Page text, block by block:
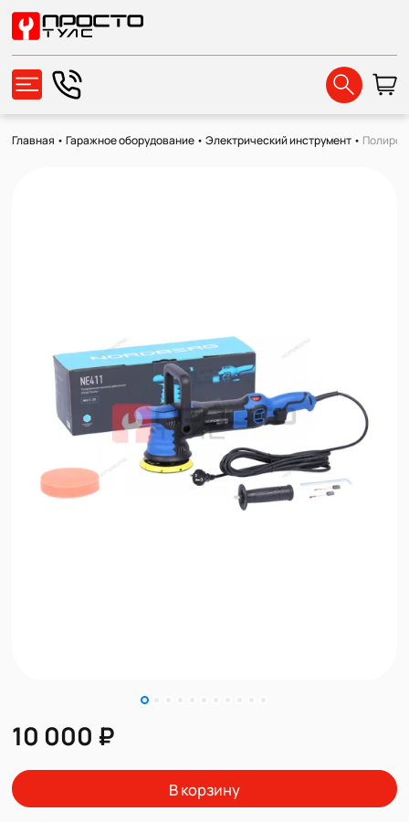
Главная •Гаражное оборудование •Электрический инструмент •
10 000 ₽
В корзину